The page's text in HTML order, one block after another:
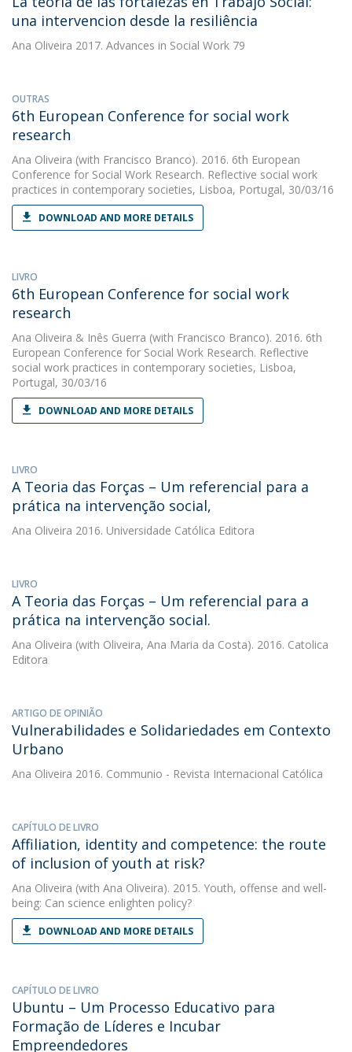
una intervencion desde la resiliência
Ana Oliveira 2017. Advances in Social Work 79
OUTRAS
6th European Conference for social work
research
Ana Oliveira (with Francisco Branco). 2016. 6th European
Conference for Social Work Research. Reflective social work
practices in contemporary societies, Lisboa, Portugal, 30/03/16
DOWNLOAD AND MORE DETAILS
LIVRO
6th European Conference for social work
research
Ana Oliveira & Inês Guerra (with Francisco Branco). 2016. 6th
European Conference for Social Work Research. Reflective
social work practices in contemporary societies, Lisboa,
Portugal, 30/03/16
DOWNLOAD AND MORE DETAILS
LIVRO
A Teoria das Forças – Um referencial para a
prática na intervenção social,
Ana Oliveira 2016. Universidade Católica Editora
LIVRO
A Teoria das Forças – Um referencial para a
prática na intervenção social.
Ana Oliveira (with Oliveira, Ana Maria da Costa). 2016. Catolica
Editora
ARTIGO DE OPINIÃO
Vulnerabilidades e Solidariedades em Contexto
Urbano
Ana Oliveira 2016. Communio - Revista Internacional Católica
CAPÍTULO DE LIVRO
Affiliation, identity and competence: the route
of inclusion of youth at risk?
Ana Oliveira (with Ana Oliveira). 2015. Youth, offense and well-
being: Can science enlighten policy?
DOWNLOAD AND MORE DETAILS
CAPÍTULO DE LIVRO
Ubuntu – Um Processo Educativo para
Formação de Líderes e Incubar
Empreendedores